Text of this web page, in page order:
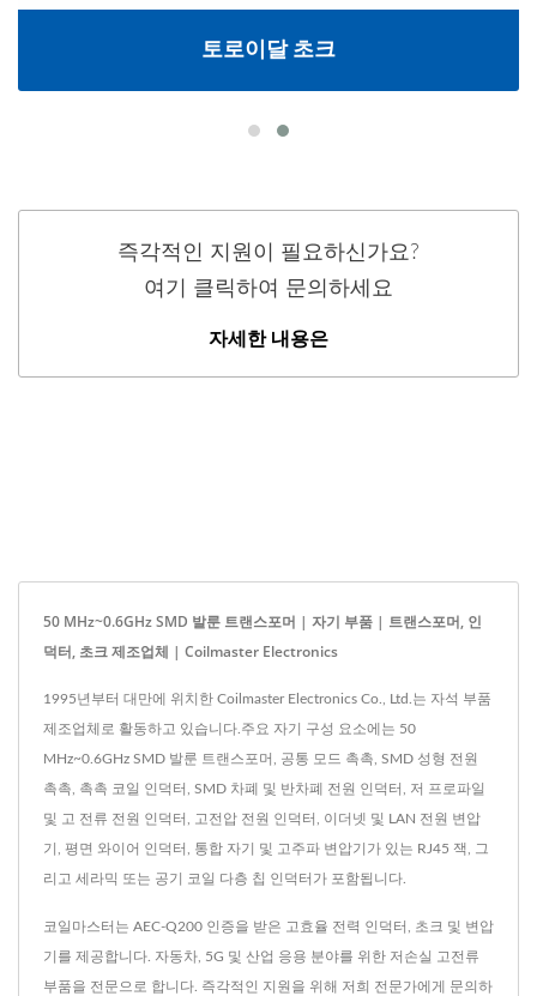
토로이달 초크
즉각적인 지원이 필요하신가요?
여기 클릭하여 문의하세요
자세한 내용은
50 MHz~0.6GHz SMD 발룬 트랜스포머 | 자기 부품 | 트랜스포머, 인
덕터, 초크 제조업체 | Coilmaster Electronics
1995년부터 대만에 위치한 Coilmaster Electronics Co., Ltd.는 자석 부품
제조업체로 활동하고 있습니다.주요 자기 구성 요소에는 50
MHz~0.6GHz SMD 발룬 트랜스포머, 공통 모드 촉촉, SMD 성형 전원
촉촉, 촉촉 코일 인덕터, SMD 차폐 및 반차폐 전원 인덕터, 저 프로파일
및 고 전류 전원 인덕터, 고전압 전원 인덕터, 이더넷 및 LAN 전원 변압
기, 평면 와이어 인덕터, 통합 자기 및 고주파 변압기가 있는 RJ45 잭, 그
리고 세라믹 또는 공기 코일 다층 칩 인덕터가 포함됩니다.
코일마스터는 AEC-Q200 인증을 받은 고효율 전력 인덕터, 초크 및 변압
기를 제공합니다. 자동차, 5G 및 산업 응용 분야를 위한 저손실 고전류
부품을 전문으로 합니다. 즉각적인 지원을 위해 저희 전문가에게 문의하